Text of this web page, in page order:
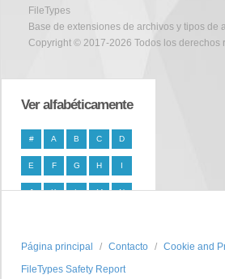
FileTypes
Base de extensiones de archivos y tipos de
Copyright © 2017-2026 Todos los derechos
Ver alfabéticamente
# A B C D
E F G H I
J K L M N
T U V W X
Y Z
Página principal Contacto
Cookie and
FileTypes Safety Report